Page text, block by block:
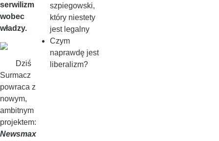
serwilizm
wobec
władzy.
Dziś
Surmacz
powraca z
nowym,
ambitnym
projektem:
Newsmax
szpiegowski,
który niestety
jest legalny
Czym
naprawdę jest
liberalizm?